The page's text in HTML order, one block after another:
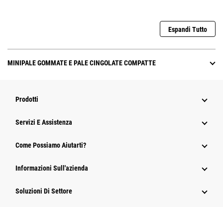
Espandi Tutto
MINIPALE GOMMATE E PALE CINGOLATE COMPATTE
Prodotti
Servizi E Assistenza
Come Possiamo Aiutarti?
Informazioni Sull'azienda
Soluzioni Di Settore